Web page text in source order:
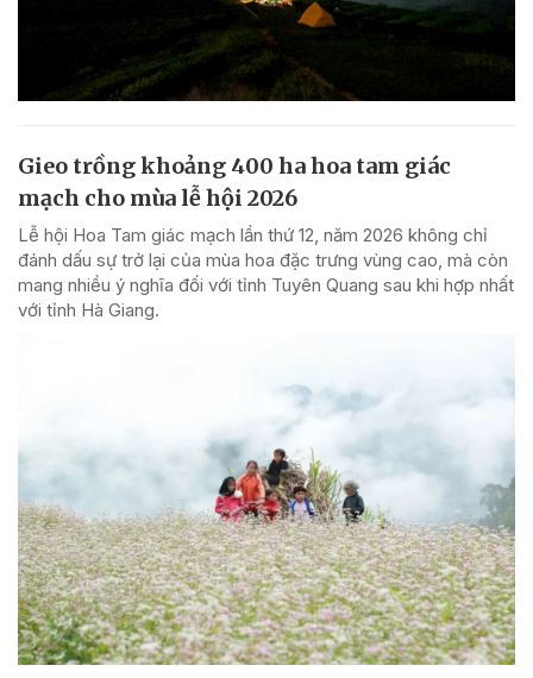
Gieo trồng khoảng 400 ha hoa tam giác
mạch cho mùa lễ hội 2026
Lễ hội Hoa Tam giác mạch lần thứ 12, năm 2026 không chỉ
đánh dấu sự trở lại của mùa hoa đặc trưng vùng cao, mà còn
mang nhiều ý nghĩa đối với tỉnh Tuyên Quang sau khi hợp nhất
với tỉnh Hà Giang.